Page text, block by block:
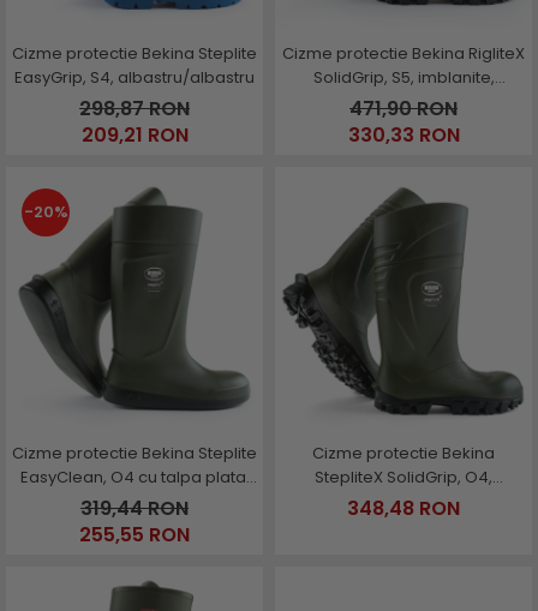
Cizme protectie Bekina Steplite
EasyGrip, S4, albastru/albastru
298,87 RON
209,21 RON
Cizme protectie Bekina RigliteX
SolidGrip, S5, imblanite,
maro/negru
471,90 RON
330,33 RON
-20%
Cizme protectie Bekina Steplite
EasyClean, O4 cu talpa plata,
verde/negru
319,44 RON
255,55 RON
Cizme protectie Bekina
StepliteX SolidGrip, O4,
verde/negru
348,48 RON